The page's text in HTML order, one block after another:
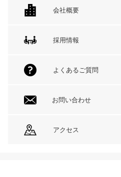
会社概要
採用情報
よくあるご質問
お問い合わせ
アクセス